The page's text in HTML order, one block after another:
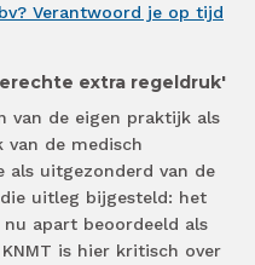
Verantwoord je op tijd
extra regeldruk'
van de eigen praktijk als
van de medisch
als uitgezonderd van de
uitleg bijgesteld: het
apart beoordeeld als
is hier kritisch over